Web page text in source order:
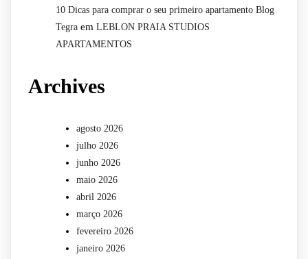
10 Dicas para comprar o seu primeiro apartamento Blog
Tegra em LEBLON PRAIA STUDIOS
APARTAMENTOS
Archives
agosto 2026
julho 2026
junho 2026
maio 2026
abril 2026
março 2026
fevereiro 2026
janeiro 2026